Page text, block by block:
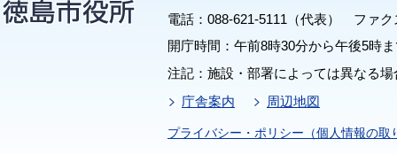
電話：088-621-5111（代表） ファク
開庁時間：午前8時30分から午後5時
注記：施設・部署によっては異なる
庁舎案内
周辺地図
プライバシー・ポリシー（個人情報の取